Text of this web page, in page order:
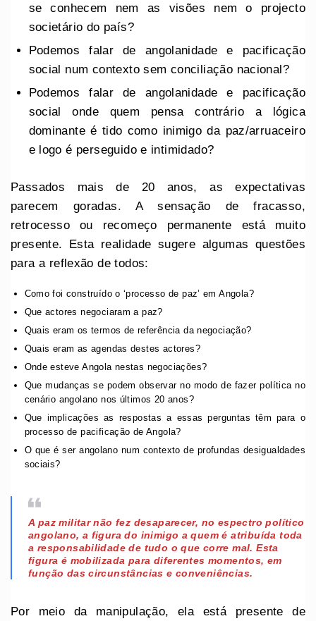
se conhecem nem as visões nem o projecto
societário do país?
Podemos falar de angolanidade e pacificação
social num contexto sem conciliação nacional?
Podemos falar de angolanidade e pacificação
social onde quem pensa contrário a lógica
dominante é tido como inimigo da paz/arruaceiro
e logo é perseguido e intimidado?
Passados mais de 20 anos, as expectativas
parecem goradas. A sensação de fracasso,
retrocesso ou recomeço permanente está muito
presente. Esta realidade sugere algumas questões
para a reflexão de todos:
Como foi construído o ‘processo de paz’ em Angola?
Que actores negociaram a paz?
Quais eram os termos de referência da negociação?
Quais eram as agendas destes actores?
Onde esteve Angola nestas negociações?
Que mudanças se podem observar no modo de fazer política no
cenário angolano nos últimos 20 anos?
Que implicações as respostas a essas perguntas têm para o
processo de pacificação de Angola?
O que é ser angolano num contexto de profundas desigualdades
sociais?
A paz militar não fez desaparecer, no espectro político
angolano, a figura do inimigo a quem é atribuída toda
a responsabilidade de tudo o que corre mal. Esta
figura é mobilizada para diferentes momentos, em
função das circunstâncias e conveniências.
Por meio da manipulação, ela está presente de